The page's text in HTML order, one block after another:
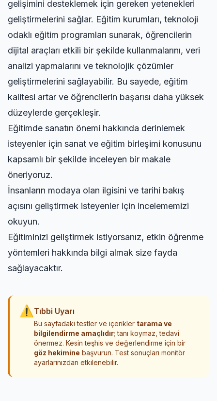
gelişimini desteklemek için gereken yetenekleri
geliştirmelerini sağlar. Eğitim kurumları, teknoloji
odaklı eğitim programları sunarak, öğrencilerin
dijital araçları etkili bir şekilde kullanmalarını, veri
analizi yapmalarını ve teknolojik çözümler
geliştirmelerini sağlayabilir. Bu sayede, eğitim
kalitesi artar ve öğrencilerin başarısı daha yüksek
düzeylerde gerçekleşir.
Eğitimde sanatın önemi hakkında derinlemek
isteyenler için sanat ve eğitim birleşimi konusunu
kapsamlı bir şekilde inceleyen bir makale
öneriyoruz.
İnsanların modaya olan ilgisini ve tarihi bakış
açısını geliştirmek isteyenler için incelememizi
okuyun.
Eğitiminizi geliştirmek istiyorsanız, etkin öğrenme
yöntemleri hakkında bilgi almak size fayda
sağlayacaktır.
⚠ Tıbbi Uyarı
Bu sayfadaki testler ve içerikler tarama ve
bilgilendirme amaçlıdır; tanı koymaz, tedavi
önermez. Kesin teşhis ve değerlendirme için bir
göz hekimine başvurun. Test sonuçları monitör
ayarlarınızdan etkilenebilir.